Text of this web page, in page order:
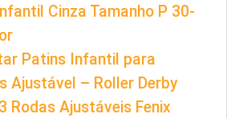
Cinza Tamanho P 30-
Patins Infantil para
Ajustável – Roller Derby
Rodas Ajustáveis Fenix